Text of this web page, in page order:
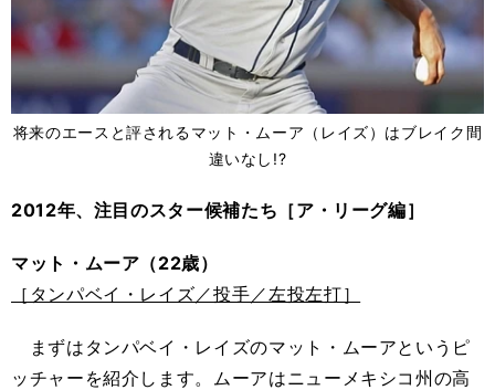
将来のエースと評されるマット・ムーア（レイズ）はブレイク間
違いなし!?
2012年、注目のスター候補たち［ア・リーグ編］
マット・ムーア（22歳）
［タンパベイ・レイズ／投手／左投左打］
まずはタンパベイ・レイズのマット・ムーアというピ
ッチャーを紹介します。ムーアはニューメキシコ州の高